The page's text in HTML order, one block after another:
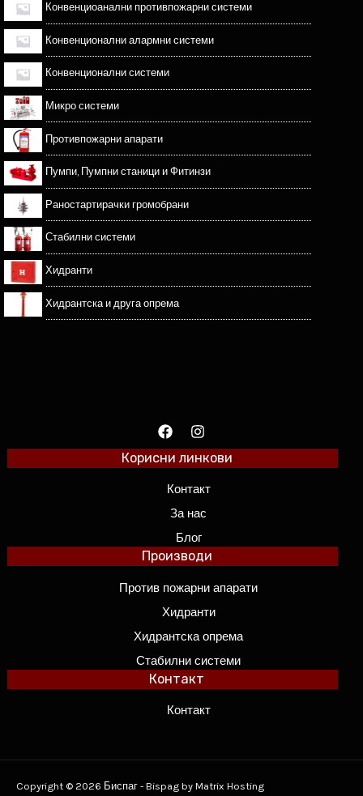
Конвенциоанални противпожарни системи
Конвенционални алармни системи
Конвенционални системи
Микро системи
Противпожарни апарати
Пумпи, Пумпни станици и Фитинзи
Раностартирачки громобрани
Стабилни системи
Хидранти
Хидрантска и друга опрема
Корисни линкови
Контакт
За нас
Блог
Производи
Против пожарни апарати
Хидранти
Хидрантска опрема
Стабилни системи
Контакт
Контакт
Copyright © 2026 Биспаг - Bispag by Matrix Hosting